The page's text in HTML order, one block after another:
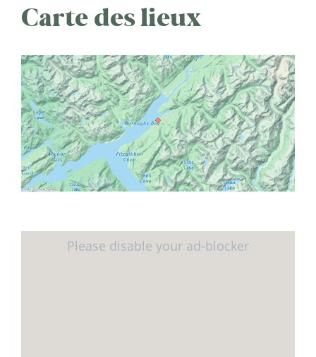
Carte des lieux